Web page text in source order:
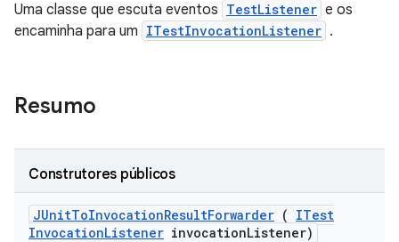
Uma classe que escuta eventos TestListener e os
encaminha para um ITestInvocationListener .
Resumo
Construtores públicos
JUnitToInvocationResultForwarder ( ITest
InvocationListener invocationListener)